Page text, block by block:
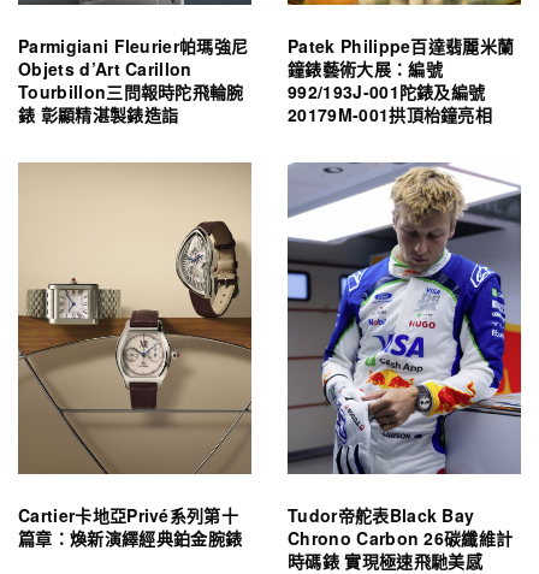
Parmigiani Fleurier帕瑪強尼
Objets d’Art Carillon
Tourbillon三問報時陀飛輪腕
錶 彰顯精湛製錶造詣
Patek Philippe百達翡麗米蘭
鐘錶藝術大展：編號
992/193J-001陀錶及編號
20179M-001拱頂枱鐘亮相
Cartier卡地亞Privé系列第十
篇章：煥新演繹經典鉑金腕錶
Tudor帝舵表Black Bay
Chrono Carbon 26碳纖維計
時碼錶 實現極速飛馳美感